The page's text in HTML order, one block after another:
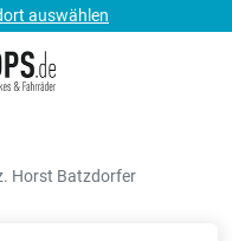
auswählen
Horst Batzdorfer